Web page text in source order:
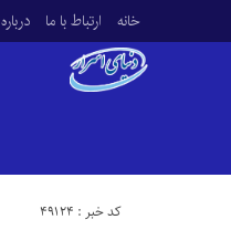
خانه ارتباط با ما
کد خبر : 49124